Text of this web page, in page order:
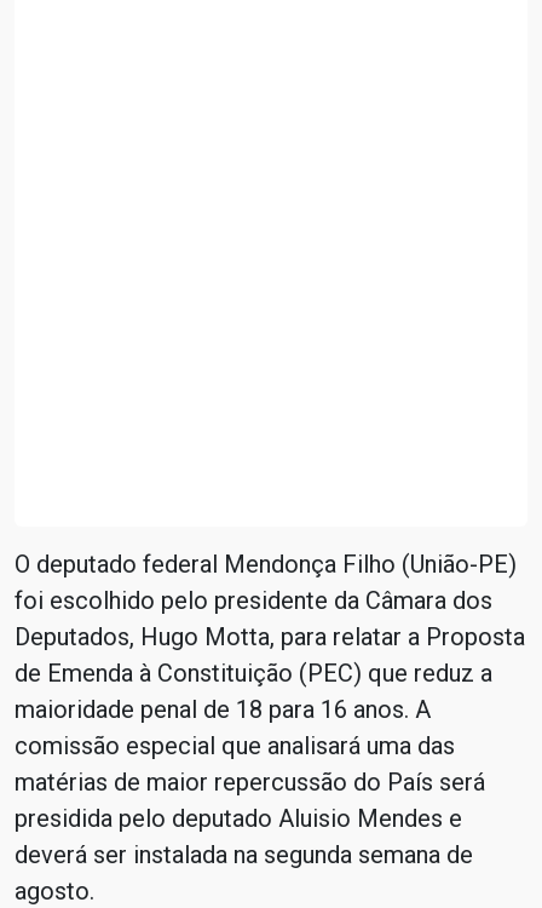
O deputado federal Mendonça Filho (União-PE)
foi escolhido pelo presidente da Câmara dos
Deputados, Hugo Motta, para relatar a Proposta
de Emenda à Constituição (PEC) que reduz a
maioridade penal de 18 para 16 anos. A
comissão especial que analisará uma das
matérias de maior repercussão do País será
presidida pelo deputado Aluisio Mendes e
deverá ser instalada na segunda semana de
agosto.